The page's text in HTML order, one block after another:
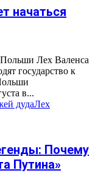
начаться
Лех Валенса
государство к
в...
дудаЛех
Почему
Путина»